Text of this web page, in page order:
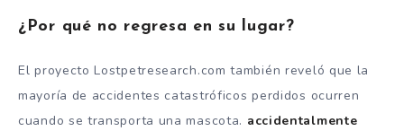
¿Por qué no regresa en su lugar?
El proyecto Lostpetresearch.com también reveló que la
mayoría de accidentes catastróficos perdidos ocurren
cuando se transporta una mascota. accidentalmente